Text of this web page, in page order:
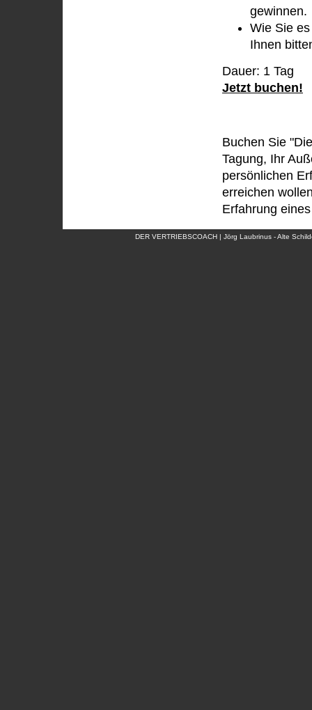
gewinnen.
Wie Sie
Ihnen
Dauer: 1 Tag
Jetzt buchen!
Buchen Sie
Tagung, Ihr
persönlichen
erreichen
Erfahrung
DER VERTRIEBSCOACH | Jörg Laubrinus - Alte